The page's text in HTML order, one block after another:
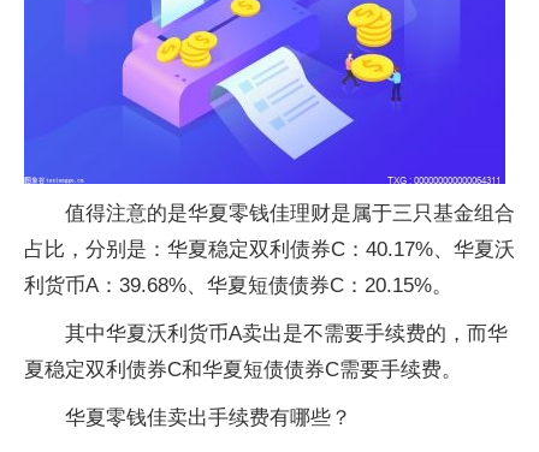
值得注意的是华夏零钱佳理财是属于三只基金组合
占比，分别是：华夏稳定双利债券C：40.17%、华夏沃
利货币A：39.68%、华夏短债债券C：20.15%。
其中华夏沃利货币A卖出是不需要手续费的，而华
夏稳定双利债券C和华夏短债债券C需要手续费。
华夏零钱佳卖出手续费有哪些？